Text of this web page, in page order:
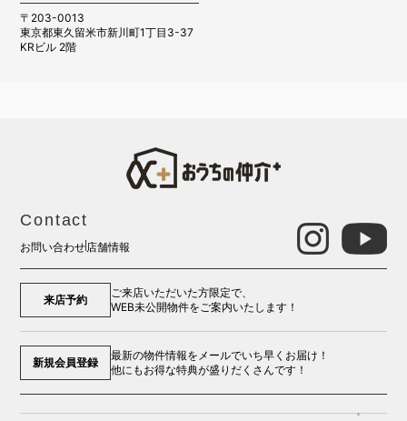
〒203-0013
東京都東久留米市新川町1丁目3-37
KRビル 2階
Contact
お問い合わせ 店舗情報
来店予約
ご来店いただいた方限定で、
WEB未公開物件をご案内いたします！
新規会員登録
最新の物件情報をメールでいち早くお届け！
他にもお得な特典が盛りだくさんです！